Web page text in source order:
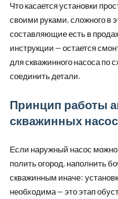
Что касается установки
своими руками, сложного в
составляющие есть в
инструкции — остается
для скважинного насоса по
соединить детали.
Принцип работы
скважинных
Если наружный насос
полить огород, наполнить
скважинным иначе:
необходима — это этап